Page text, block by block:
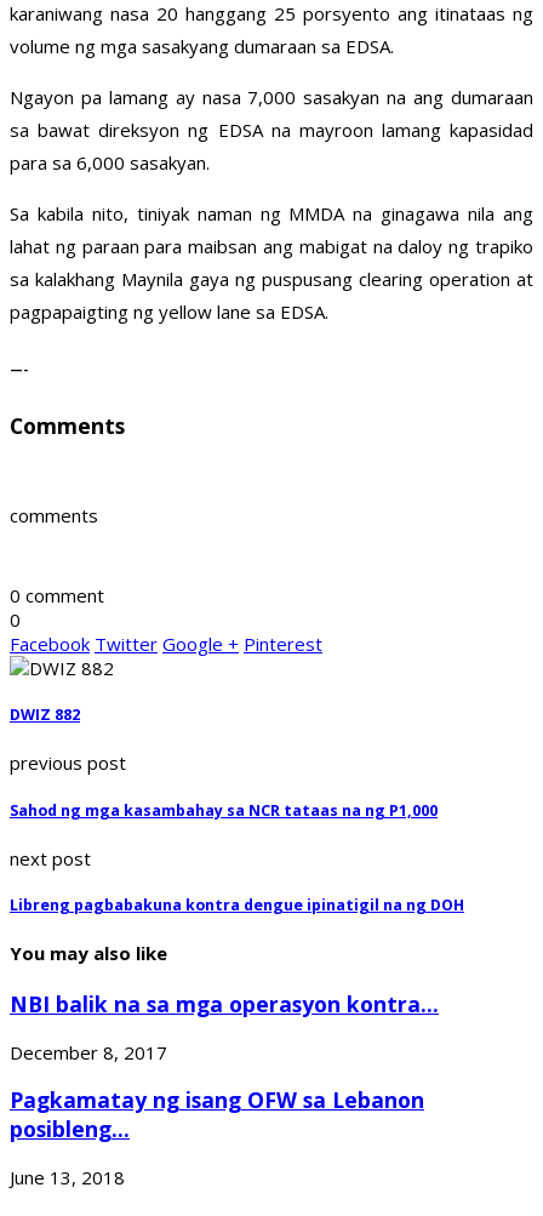
karaniwang nasa 20 hanggang 25 porsyento ang itinataas ng
volume ng mga sasakyang dumaraan sa EDSA.
Ngayon pa lamang ay nasa 7,000 sasakyan na ang dumaraan
sa bawat direksyon ng EDSA na mayroon lamang kapasidad
para sa 6,000 sasakyan.
Sa kabila nito, tiniyak naman ng MMDA na ginagawa nila ang
lahat ng paraan para maibsan ang mabigat na daloy ng trapiko
sa kalakhang Maynila gaya ng puspusang clearing operation at
pagpapaigting ng yellow lane sa EDSA.
—-
Comments
comments
0 comment
0
Facebook Twitter Google + Pinterest
DWIZ 882
previous post
Sahod ng mga kasambahay sa NCR tataas na ng P1,000
next post
Libreng pagbabakuna kontra dengue ipinatigil na ng DOH
You may also like
NBI balik na sa mga operasyon kontra...
December 8, 2017
Pagkamatay ng isang OFW sa Lebanon
posibleng...
June 13, 2018